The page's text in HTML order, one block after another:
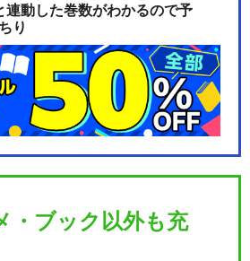
ュア
連動した巻数がわかるので予
り
・ブック以外も充